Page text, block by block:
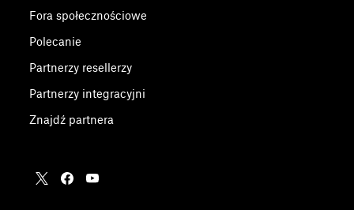
Fora społecznościowe
Polecanie
Partnerzy resellerzy
Partnerzy integracyjni
Znajdź partnera